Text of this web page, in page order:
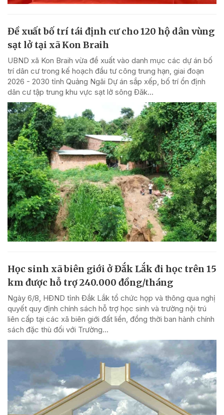
Đề xuất bố trí tái định cư cho 120 hộ dân vùng
sạt lở tại xã Kon Braih
UBND xã Kon Braih vừa đề xuất vào danh mục các dự án bố
trí dân cư trong kế hoạch đầu tư công trung hạn, giai đoạn
2026 - 2030 tỉnh Quảng Ngãi Dự án sắp xếp, bố trí ổn định
dân cư tập trung khu vực sạt lở sông Đăk...
Học sinh xã biên giới ở Đắk Lắk đi học trên 15
km được hỗ trợ 240.000 đồng/tháng
Ngày 6/8, HĐND tỉnh Đắk Lắk tổ chức họp và thông qua nghị
quyết quy định chính sách hỗ trợ học sinh và trường nội trú
liên cấp tại các xã biên giới đất liền, đồng thời ban hành chính
sách đặc thù đối với Trường...